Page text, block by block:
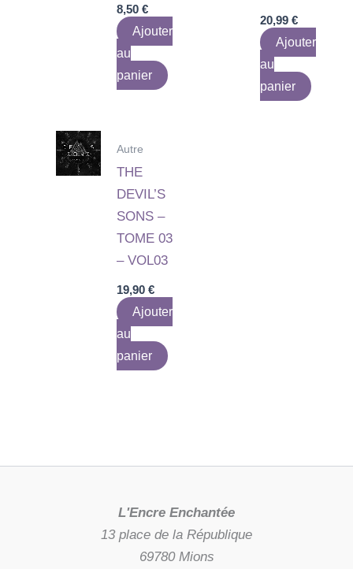
8,50€
Ajouter
au
panier
20,99 €
Ajouter
au
panier
Autre
THE
DEVIL’S
SONS –
TOME 03
– VOL03
19,90€
Ajouter
au
panier
L'Encre Enchantée
13 place de la République
69780 Mions